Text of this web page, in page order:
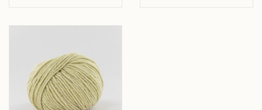
Let op: de kleur op beeld kan afwijken van de werkelijke kleur.